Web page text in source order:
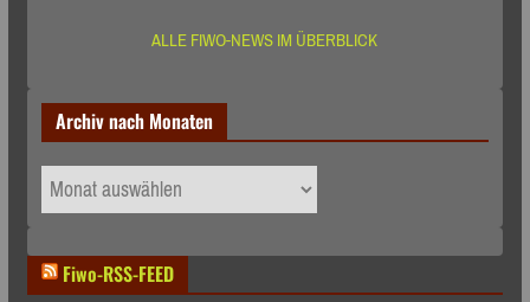
ALLE FIWO-NEWS IM ÜBERBLICK
Archiv nach Monaten
Archiv
nach
Fiwo-RSS-FEED